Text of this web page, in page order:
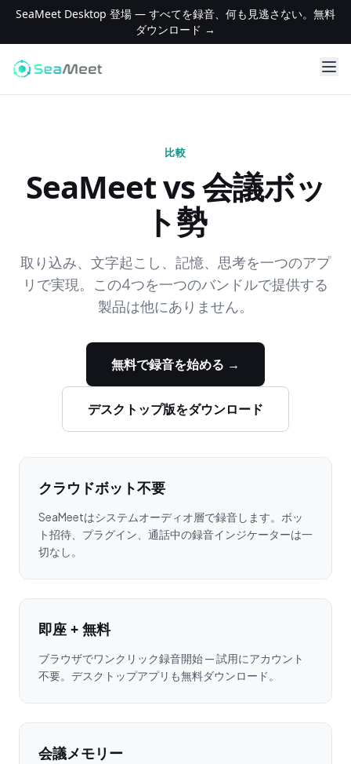
SeaMeet Desktop 登場 — すべてを録音、何も見逃さない。無料
ダウンロード →
比較
SeaMeet vs 会議ボッ
ト勢
取り込み、文字起こし、記憶、思考を一つのアプ
リで実現。この4つを一つのバンドルで提供する
製品は他にありません。
無料で録音を始める →
デスクトップ版をダウンロード
クラウドボット不要
SeaMeetはシステムオーディオ層で録音します。ボッ
ト招待、プラグイン、通話中の録音インジケーターは一
切なし。
即座 + 無料
ブラウザでワンクリック録音開始 — 試用にアカウント
不要。デスクトップアプリも無料ダウンロード。
会議メモリー